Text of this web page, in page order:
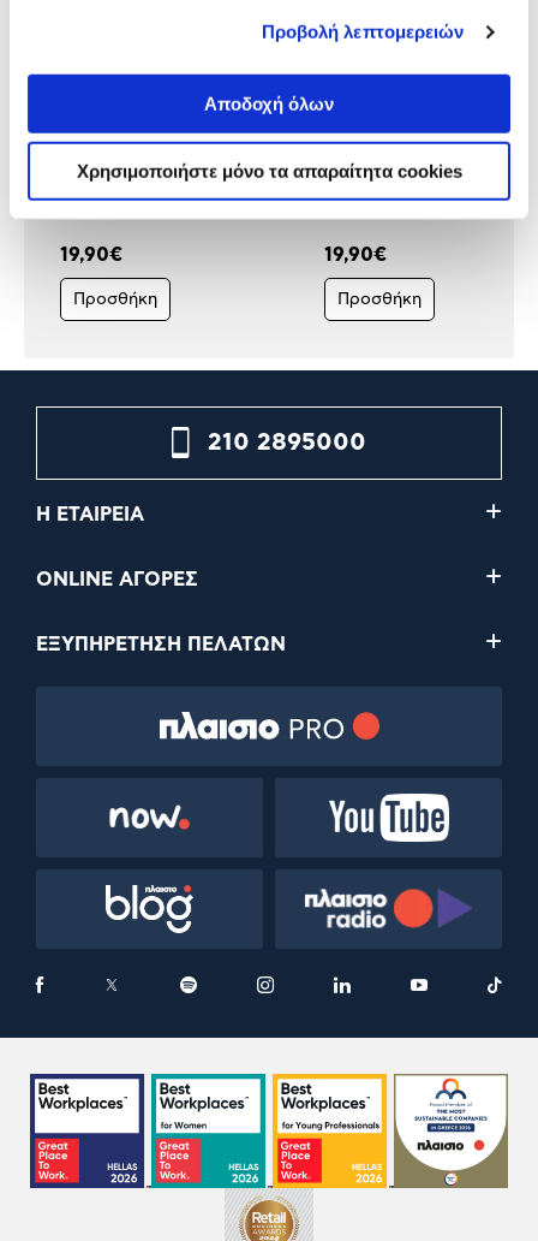
Προβολή λεπτομερειών
Αποδοχή όλων
Χρησιμοποιήστε μόνο τα απαραίτητα cookies
AduroSmart Zigbee Starter
Set E27 Warm White
19,90€
Προσθήκη
AduroSmart Zigbee
Set Flame Light
19,90€
Προσθήκη
210 2895000
Η ΕΤΑΙΡΕΙΑ
ONLINE ΑΓΟΡΕΣ
ΕΞΥΠΗΡΕΤΗΣΗ ΠΕΛΑΤΩΝ